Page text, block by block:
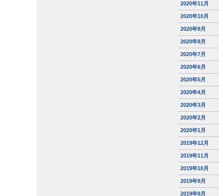
2020年11月
2020年10月
2020年9月
2020年8月
2020年7月
2020年6月
2020年5月
2020年4月
2020年3月
2020年2月
2020年1月
2019年12月
2019年11月
2019年10月
2019年9月
2019年8月